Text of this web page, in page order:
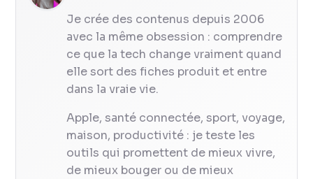
Je crée des contenus depuis 2006
avec la même obsession : comprendre
ce que la tech change vraiment quand
elle sort des fiches produit et entre
dans la vraie vie.
Apple, santé connectée, sport, voyage,
maison, productivité : je teste les
outils qui promettent de mieux vivre,
de mieux bouger ou de mieux